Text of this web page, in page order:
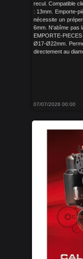
recul. Compatible
: 13mm. Emporte-
nécessite un
6mm. N'abîme pas
EMPORTE-
Ø17-Ø22mm.
directement au
07/07/2026 00:00